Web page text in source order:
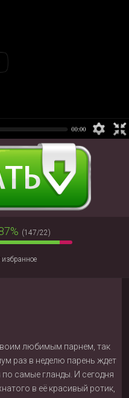
(147/22)
избранное
любимым парнем, так
раз в неделю парень ждет
самые гланды. И сегодня
в её красивый ротик,